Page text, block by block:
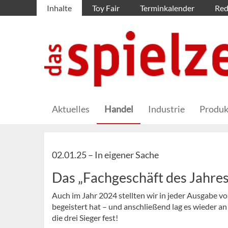
Inhalte Toy Fair Terminkalender
Aktuelles Handel Industrie
02.01.25 – In eigener Sache
Das „Fachgeschäft des
Auch im Jahr 2024 stellten wir in jeder Ausgabe
begeistert hat – und anschließend lag es wieder
die drei Sieger fest!